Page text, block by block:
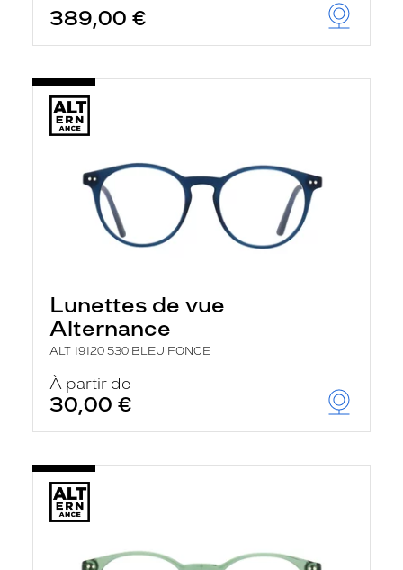
389,00 €
Lunettes de vue
Alternance
ALT 19120 530 BLEU FONCE
À partir de
30,00 €